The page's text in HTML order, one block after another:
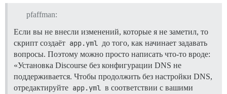
pfaffman:
Если вы не внесли изменений, которые я не заметил, то
скрипт создаёт app.yml до того, как начинает задавать
вопросы. Поэтому можно просто написать что-то вроде:
«Установка Discourse без конфигурации DNS не
поддерживается. Чтобы продолжить без настройки DNS,
отредактируйте app.yml в соответствии с вашими